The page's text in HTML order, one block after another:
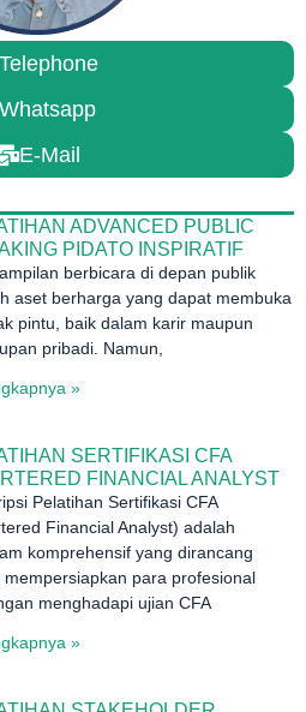
E-Mail
ADVANCED PUBLIC
PIDATO INSPIRATIF
berbicara di depan publik
aset berharga yang dapat membuka
pintu, baik dalam karir maupun
pribadi. Namun,
»
SERTIFIKASI CFA
FINANCIAL ANALYST
Pelatihan Sertifikasi CFA
Financial Analyst) adalah
komprehensif yang dirancang
mempersiapkan para profesional
menghadapi ujian CFA
»